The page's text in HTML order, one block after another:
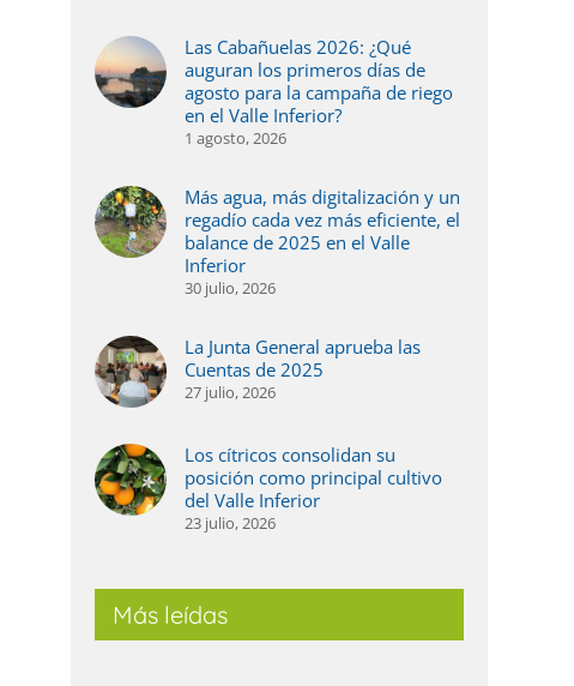
Las Cabañuelas 2026: ¿Qué
auguran los primeros días de
agosto para la campaña de riego
en el Valle Inferior?
1 agosto, 2026
Más agua, más digitalización y un
regadío cada vez más eficiente, el
balance de 2025 en el Valle
Inferior
30 julio, 2026
La Junta General aprueba las
Cuentas de 2025
27 julio, 2026
Los cítricos consolidan su
posición como principal cultivo
del Valle Inferior
23 julio, 2026
Más leídas